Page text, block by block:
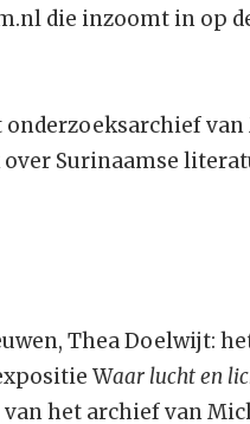
die inzoomt in op
Surinaamse
Thea Doelwijt:
Waar lucht en
het archief van